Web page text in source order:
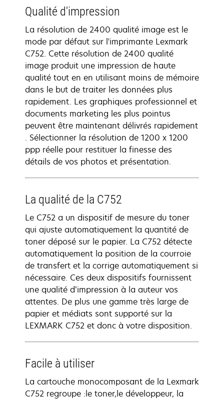
Qualité d'impression
La résolution de 2400 qualité image est le
mode par défaut sur l'imprimante Lexmark
C752. Cette résolution de 2400 qualité
image produit une impression de haute
qualité tout en en utilisant moins de mémoire
dans le but de traiter les données plus
rapidement. Les graphiques professionnel et
documents marketing les plus pointus
peuvent être maintenant délivrés rapidement
. Sélectionner la résolution de 1200 x 1200
ppp réelle pour restituer la finesse des
détails de vos photos et présentation.
La qualité de la C752
Le C752 a un dispositif de mesure du toner
qui ajuste automatiquement la quantité de
toner déposé sur le papier. La C752 détecte
automatiquement la position de la courroie
de transfert et la corrige automatiquement si
nécessaire. Ces deux dispositifs fournissent
une qualité d’impression à la auteur vos
attentes. De plus une gamme très large de
papier et médiats sont supporté sur la
LEXMARK C752 et donc à votre disposition.
Facile à utiliser
La cartouche monocomposant de la Lexmark
C752 regroupe :le toner,le développeur, la